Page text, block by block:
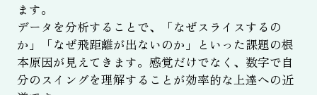
ます。
データを分析することで、「なぜスライスするの
か」「なぜ飛距離が出ないのか」といった課題の根
本原因が見えてきます。感覚だけでなく、数字で自
分のスイングを理解することが効率的な上達への近